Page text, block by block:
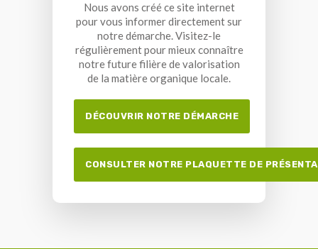
Nous avons créé ce site internet
pour vous informer directement sur
notre démarche. Visitez-le
régulièrement pour mieux connaître
notre future filière de valorisation
de la matière organique locale.
DÉCOUVRIR NOTRE DÉMARCHE
CONSULTER NOTRE PLAQUETTE DE